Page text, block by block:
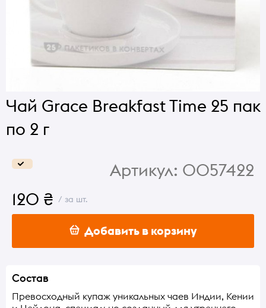
Чай Grace Breakfast Time 25 пак
по 2 г
Артикул: 0057422
120 ₴ / за шт.
Добавить в корзину
Состав
Превосходный купаж уникальных чаев Индии, Кении